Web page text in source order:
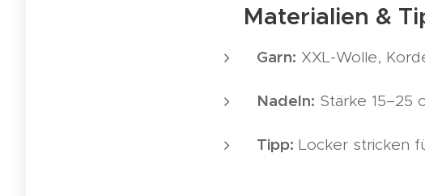
🪡 Materialien &
Garn: XXL-Wolle,
Nadeln: Stärke 15–25
Tipp: Locker stricken